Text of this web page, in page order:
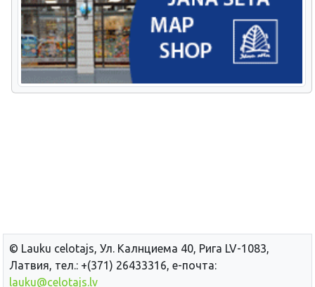
© Lauku сelotajs, Ул. Калнциема 40, Рига LV-1083,
Латвия, тел.: +(371) 26433316, е-почта:
lauku@celotajs.lv